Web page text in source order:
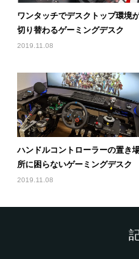
ワンタッチでデスクトップ環境
切り替わるゲーミングデスク
2019.11.08
ハンドルコントローラーの置き
所に困らないゲーミングデスク
2019.11.08